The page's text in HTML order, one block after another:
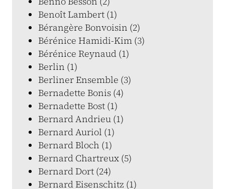
Benoît Lambert (1)
Bérangère Bonvoisin (2)
Bérénice Hamidi-Kim (3)
Bérénice Reynaud (1)
Berlin (1)
Berliner Ensemble (3)
Bernadette Bonis (4)
Bernadette Bost (1)
Bernard Andrieu (1)
Bernard Auriol (1)
Bernard Bloch (1)
Bernard Chartreux (5)
Bernard Dort (24)
Bernard Eisenschitz (1)